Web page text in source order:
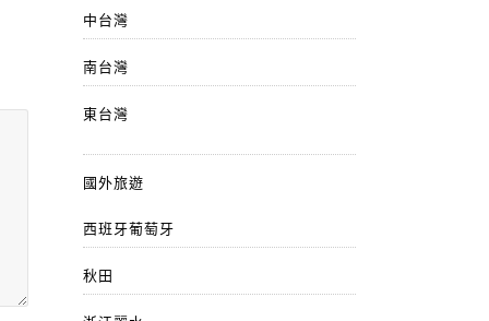
中台灣
南台灣
東台灣
國外旅遊
西班牙葡萄牙
秋田